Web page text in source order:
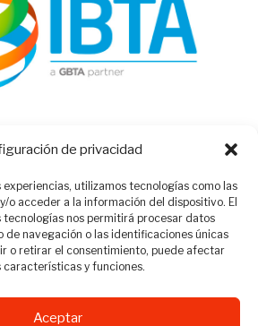
de privacidad
utilizamos tecnologías como las
o acceder a la información del dispositivo. El
nos permitirá procesar datos
de navegación o las identificaciones únicas
o retirar el consentimiento, puede afectar
y funciones.
Aceptar